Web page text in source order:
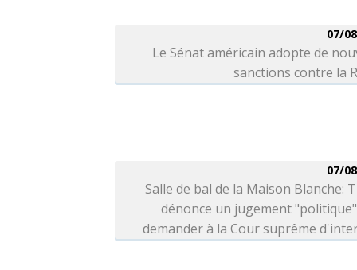
07/
Le Sénat américain adopte de
sanctions contre la
07/
Salle de bal de la Maison Blanche:
dénonce un jugement
demander à la Cour suprême